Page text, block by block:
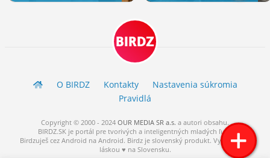
BIRDZ
O BIRDZ Kontakty
Nastavenia súkromia
Pravidlá
Copyright © 2000 - 2024 OUR MEDIA SR a.s. a autori obsahu.
BIRDZ.SK je portál pre tvorivých a inteligentných mladých ľudí.
Birdzuješ cez Android na Android. Birdz je slovenský produkt. Vytvorené s
láskou ♥ na Slovensku.